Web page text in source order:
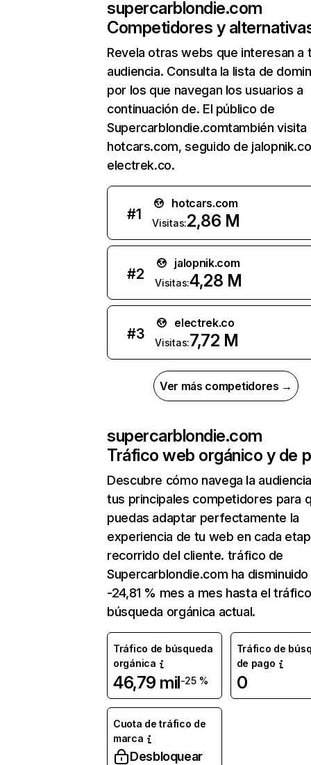
supercarblondie.com
Competidores y
Revela otras webs que interesan a
audiencia. Consulta la lista de
por los que navegan los usuarios a
continuación de. El público de
Supercarblondie.comtambién visita
hotcars.com, seguido de
electrek.co.
#1
hotcars.com
Visitas:2,86 M
#2
jalopnik.com
Visitas:4,28 M
#3
electrek.co
Visitas:7,72 M
Ver más competidores →
supercarblondie.com
Tráfico web orgánico y de
Descubre cómo navega la
tus principales competidores para
puedas adaptar perfectamente la
experiencia de tu web en cada
recorrido del cliente. tráfico de
Supercarblondie.com ha disminuido
-24,81 % mes a mes hasta el
búsqueda orgánica actual.
Tráfico de búsqueda
orgánica
46,79 mil-25 %
Tráfico de
de pago
0
Cuota de tráfico de
marca
Desbloquear